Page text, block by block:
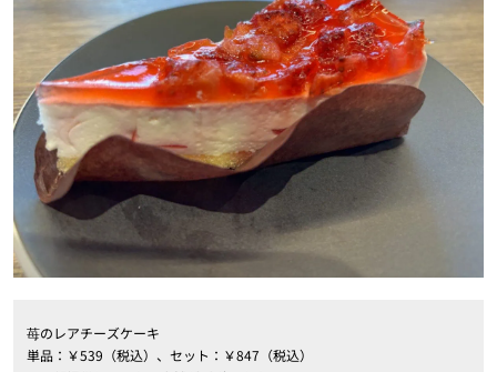
苺のレアチーズケーキ
単品：￥539（税込）、セット：￥847（税込）